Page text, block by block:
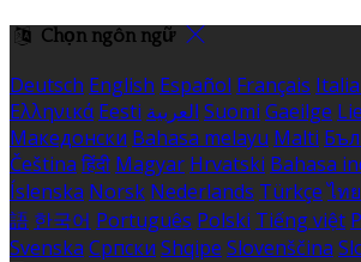
Chọn ngôn ngữ
Deutsch English Español Français
Ελληνικά Eesti العربية Suomi Gaeilge
Македонски Bahasa melayu Malti
Čeština हिंदी Magyar Hrvatski Bahasa
Íslenska Norsk Nederlands Türkçe ไทย
語 한국어 Português Polski Tiếng việt
Svenska Српски Shqipe Slovenščina